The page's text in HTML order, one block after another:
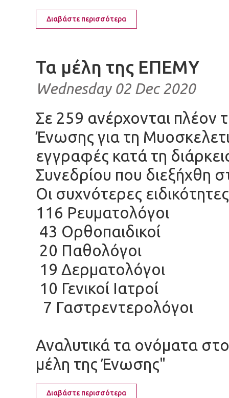
Διαβάστε περισσότερα
Τα μέλη της ΕΠΕΜΥ
Wednesday 02 Dec 2020
Σε 259 ανέρχονται πλέον
Ένωσης για τη
εγγραφές κατά τη
Συνεδρίου που διεξήχθη
Οι συχνότερες
116 Ρευματολόγοι
43 Ορθοπαιδικοί
20 Παθολόγοι
19 Δερματολόγοι
10 Γενικοί Ιατροί
7 Γαστρεντερολόγοι
Αναλυτικά τα ονόματα
μέλη της Ένωσης"
Διαβάστε περισσότερα